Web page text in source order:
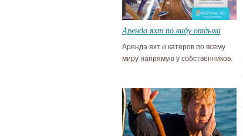
Аренда яхт по виду отдыха
Аренда яхт и катеров по всему
миру напрямую у собственников.